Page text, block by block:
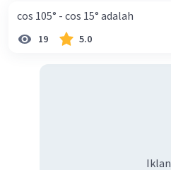
cos 105° - cos 15° adalah
19 5.0
Iklan